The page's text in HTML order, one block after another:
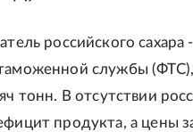
российского
службы
тонн. В отсутствии
продукта, а цены